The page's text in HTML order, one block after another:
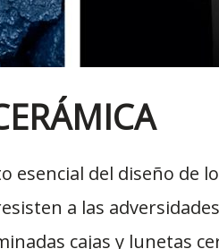
del diseño de
a las
cajas y lunetas